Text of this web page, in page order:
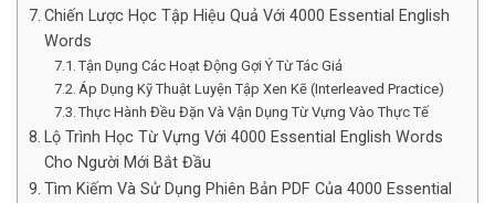
Chiến Lược Học Tập Hiệu Quả Với 4000 Essential English
Words
Tận Dụng Các Hoạt Động Gợi Ý Từ Tác Giả
Áp Dụng Kỹ Thuật Luyện Tập Xen Kẽ (Interleaved Practice)
Thực Hành Đều Đặn Và Vận Dụng Từ Vựng Vào Thực Tế
Lộ Trình Học Từ Vựng Với 4000 Essential English Words
Cho Người Mới Bắt Đầu
Tìm Kiếm Và Sử Dụng Phiên Bản PDF Của 4000 Essential